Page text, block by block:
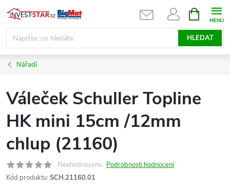
Přejít
na
obsah
HLEDAT
NÁKUPNÍ
KOŠÍK
Nářadí
Váleček Schuller Topline
HK mini 15cm /12mm
chlup (21160)
Neohodnoceno Podrobnosti hodnocení
Kód produktu: SCH.21160.01